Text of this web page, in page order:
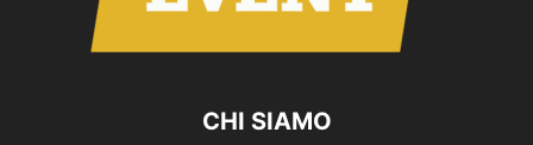
CHI SIAMO